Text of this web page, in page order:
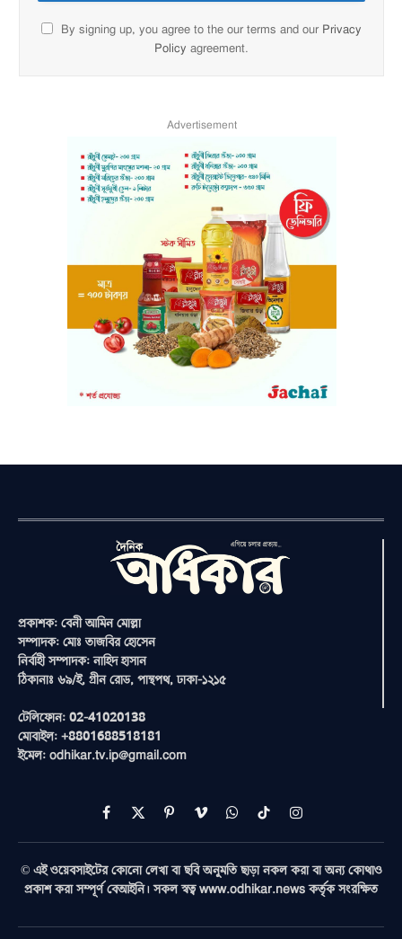
By signing up, you agree to the our terms and our Privacy
Policy agreement.
Advertisement
প্রকাশক: বেনী আমিন মোল্লা
সম্পাদক: মোঃ তাজবির হোসেন
নির্বাহী সম্পাদক: নাহিদ হাসান
ঠিকানাঃ ৬৯/ই, গ্রীন রোড, পান্থপথ, ঢাকা-১২১৫
টেলিফোন: 02-41020138
মোবাইল: +8801688518181
ইমেল: odhikar.tv.ip@gmail.com
Facebook
X
(Twitter)
PinterestVimeoWhatsAppTikTokInstagram
© এই ওয়েবসাইটের কোনো লেখা বা ছবি অনুমতি ছাড়া নকল করা বা অন্য কোথাও
প্রকাশ করা সম্পূর্ণ বেআইনি। সকল স্বত্ব www.odhikar.news কর্তৃক সংরক্ষিত